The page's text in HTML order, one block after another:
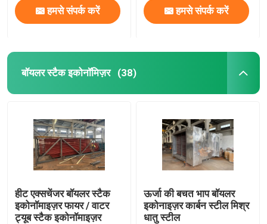
हमसे संपर्क करें हमसे संपर्क करें
बॉयलर स्टैक इकोनॉमिज़र (38)
हीट एक्सचेंजर बॉयलर स्टैक
इकोनॉमाइज़र फायर / वाटर
ट्यूब स्टैक इकोनॉमाइज़र
ऊर्जा की बचत भाप बॉयलर
इकोनाइज़र कार्बन स्टील मिश्र
धातु स्टील